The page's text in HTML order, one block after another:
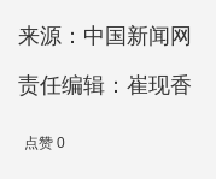
来源：中国新闻网
责任编辑：崔现香
点赞 0